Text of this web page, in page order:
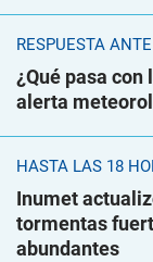
RESPUESTA
¿Qué pasa
alerta
HASTA LAS 18
Inumet
tormentas
abundantes